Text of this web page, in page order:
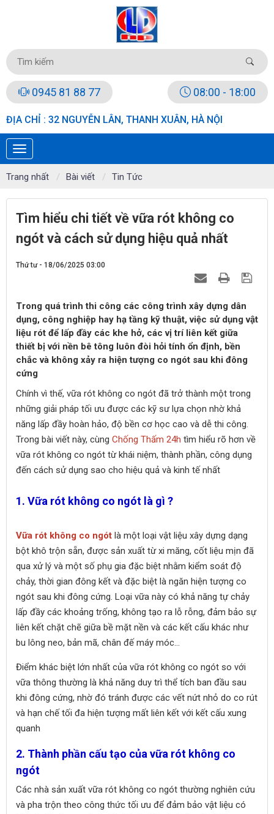
0945 81 88 77 08:00 - 18:00
ĐỊA CHỈ : 32 NGUYỄN LÂN, THANH XUÂN, HÀ NỘI
Trang nhất Bài viết Tin Tức
Tìm hiểu chi tiết về vữa rót không co
ngót và cách sử dụng hiệu quả nhất
Thứ tư - 18/06/2025 03:00
Trong quá trình thi công các công trình xây dựng dân
dụng, công nghiệp hay hạ tầng kỹ thuật, việc sử dụng vật
liệu rót để lấp đầy các khe hở, các vị trí liên kết giữa
thiết bị với nền bê tông luôn đòi hỏi tính ổn định, bền
chắc và không xảy ra hiện tượng co ngót sau khi đông
cứng
Chính vì thế, vữa rót không co ngót đã trở thành một trong
những giải pháp tối ưu được các kỹ sư lựa chọn nhờ khả
năng lấp đầy hoàn hảo, độ bền cơ học cao và dễ thi công.
Trong bài viết này, cùng Chống Thấm 24h tìm hiểu rõ hơn về
vữa rót không co ngót từ khái niệm, thành phần, công dụng
đến cách sử dụng sao cho hiệu quả và kinh tế nhất
1. Vữa rót không co ngót là gì ?
Vữa rót không co ngót là một loại vật liệu xây dựng dạng
bột khô trộn sẵn, được sản xuất từ xi măng, cốt liệu mịn đã
qua xử lý và một số phụ gia đặc biệt nhằm kiểm soát độ
chảy, thời gian đông kết và đặc biệt là ngăn hiện tượng co
ngót sau khi đông cứng. Loại vữa này có khả năng tự chảy
lấp đầy các khoảng trống, không tạo ra lỗ rỗng, đảm bảo sự
liên kết chặt chẽ giữa bề mặt nền và các kết cấu khác như
bu lông neo, bản mã, chân đế máy móc...
Điểm khác biệt lớn nhất của vữa rót không co ngót so với
vữa thông thường là khả năng duy trì thể tích ban đầu sau
khi đông cứng, nhờ đó tránh được các vết nứt nhỏ do co rút
và hạn chế tối đa hiện tượng mất liên kết với kết cấu xung
quanh
2. Thành phần cấu tạo của vữa rót không co
ngót
Các nhà sản xuất vữa rót không co ngót thường nghiên cứu
và pha trộn theo công thức tối ưu để đảm bảo vật liệu có